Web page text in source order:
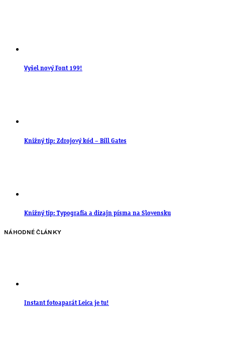
Vyšel nový Font 199!
Knižný tip: Zdrojový kód – Bill Gates
Knižný tip: Typografia a dizajn písma na Slovensku
NÁHODNÉ ČLÁNKY
Instant fotoaparát Leica je tu!